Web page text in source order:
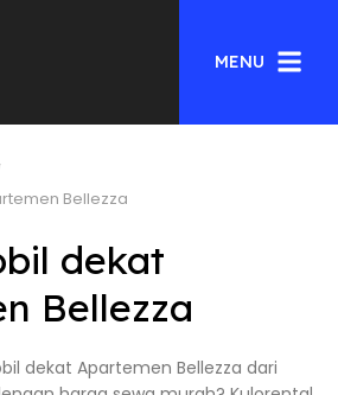
MENU
Bellezza
dekat
Bellezza
dekat Apartemen Bellezza dari